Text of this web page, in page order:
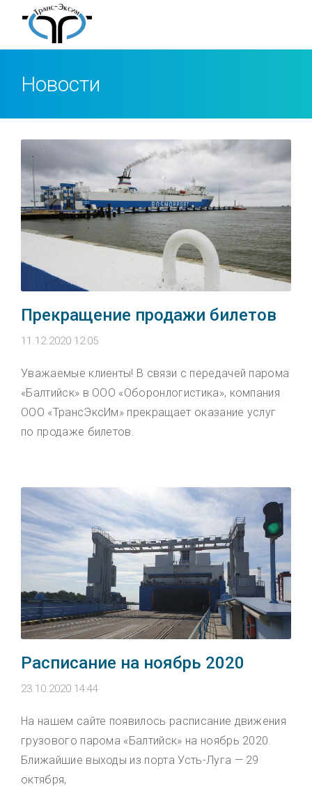
Новости
Прекращение продажи билетов
11.12.2020 12:05
Уважаемые клиенты! В связи с передачей парома
«Балтийск» в ООО «Оборонлогистика», компания
ООО «ТрансЭксИм» прекращает оказание услуг
по продаже билетов.
Расписание на ноябрь 2020
23.10.2020 14:44
На нашем сайте появилось расписание движения
грузового парома «Балтийск» на ноябрь 2020.
Ближайшие выходы из порта Усть-Луга — 29
октября,